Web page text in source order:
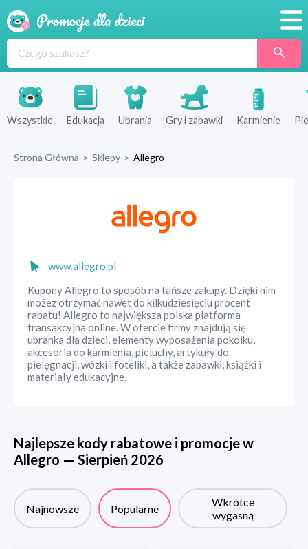
Produkty
Sklepy
Wszystkie Edukacja Ubrania Gry i zabawki Karmienie
Strona Główna > Sklepy > Allegro
www.allegro.pl
Kupony Allegro to sposób na tańsze zakupy. Dzięki nim
możez otrzymać nawet do kilkudziesięciu procent
rabatu! Allegro to największa polska platforma
transakcyjna online. W ofercie firmy znajdują się
ubranka dla dzieci, elementy wyposażenia pokoiku,
akcesoria do karmienia, pieluchy, artykuły do
pielęgnacji, wózki i foteliki, a także zabawki, książki i
materiały edukacyjne.
Najlepsze kody rabatowe i promocje w
Allegro — Sierpień 2026
Najnowsze Popularne
Wkrótce
wygasną